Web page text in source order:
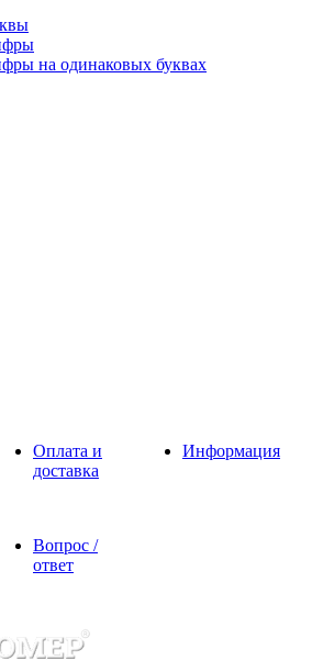
на одинаковых буквах
Оплата и
доставка
Информация
Вопрос /
ответ